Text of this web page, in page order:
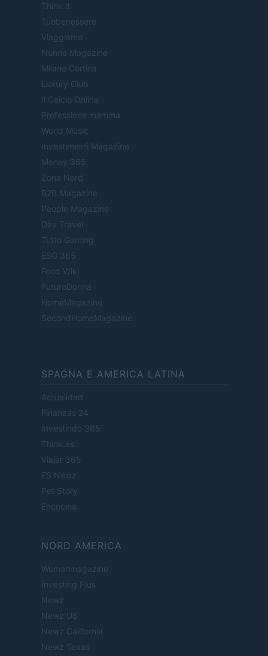
Think.it
Tuobenessere
Viaggiamo
Nonne Magazine
Milano Cortina
Luxury Club
Il Calcio Online
Professione mamma
World Music
Investimenti Magazine
Money 365
Zona Nerd
B2B Magazine
People Magazine
Day Travel
Tutto Gaming
ESG 365
Food Wiki
FuturoDonna
HomeMagazine
SecondHomeMagazine
SPAGNA E AMERICA LATINA
Actualidad
Finanzas 24
Investindo 365
Think.es
Viajar 365
ES Newz
Pet Story
Encocina
NORD AMERICA
Womanmagazine
Investing Plus
Newz
Newz US
Newz California
Newz Texas